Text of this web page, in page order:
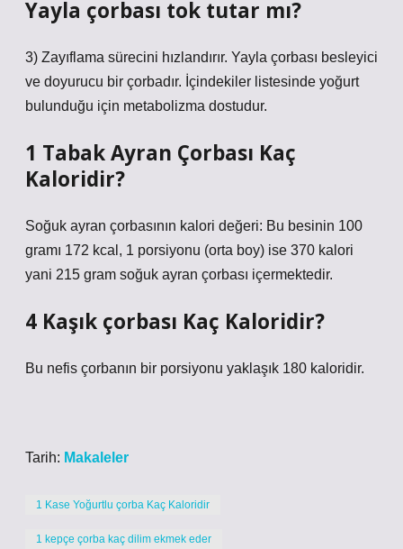
Yayla çorbası tok tutar mı?
3) Zayıflama sürecini hızlandırır. Yayla çorbası besleyici
ve doyurucu bir çorbadır. İçindekiler listesinde yoğurt
bulunduğu için metabolizma dostudur.
1 Tabak Ayran Çorbası Kaç
Kaloridir?
Soğuk ayran çorbasının kalori değeri: Bu besinin 100
gramı 172 kcal, 1 porsiyonu (orta boy) ise 370 kalori
yani 215 gram soğuk ayran çorbası içermektedir.
4 Kaşık çorbası Kaç Kaloridir?
Bu nefis çorbanın bir porsiyonu yaklaşık 180 kaloridir.
Tarih: Makaleler
1 Kase Yoğurtlu çorba Kaç Kaloridir
1 kepçe çorba kaç dilim ekmek eder